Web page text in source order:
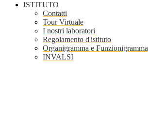
ISTITUTO
Contatti
Tour Virtuale
I nostri laboratori
Regolamento d'istituto
Organigramma e Funzionigramma
INVALSI